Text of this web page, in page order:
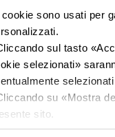
cookie sono usati per
sul tasto «
selezionati»
su «Mostra
sito.
quiper